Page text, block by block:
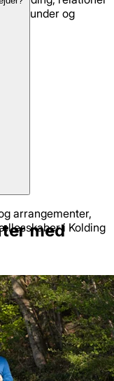
kunder og
arrangementer,
i Kolding
med